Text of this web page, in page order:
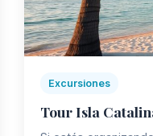
Excursiones
Tour Isla